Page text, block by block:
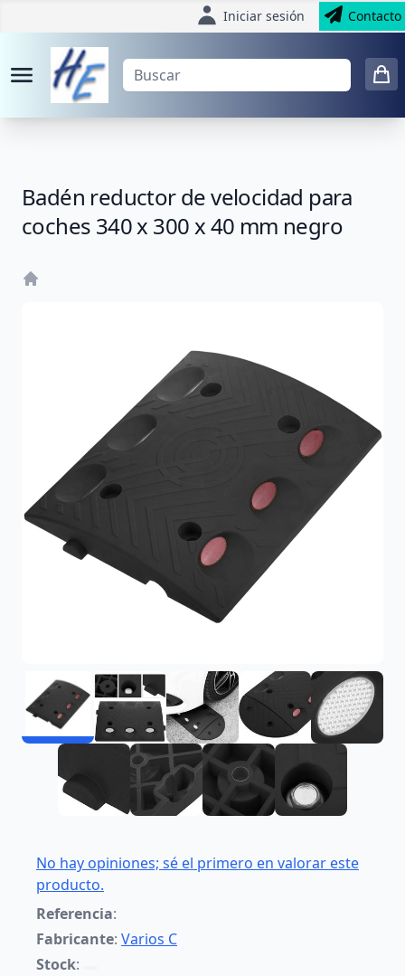
Iniciar sesión Contacto
Badén reductor de velocidad para
coches 340 x 300 x 40 mm negro
No hay opiniones; sé el primero en valorar este
producto.
Referencia:
Fabricante: Varios C
Stock: